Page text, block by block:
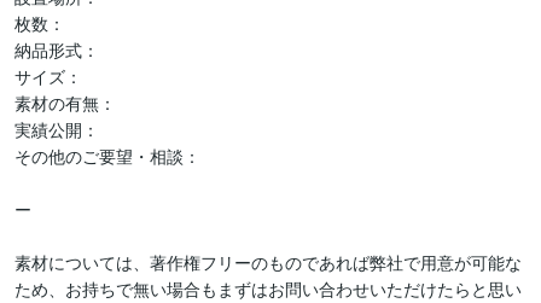
枚数：
納品形式：
サイズ：
素材の有無：
実績公開：
その他のご要望・相談：
ー
素材については、著作権フリーのものであれば弊社で用意が可能な
ため、お持ちで無い場合もまずはお問い合わせいただけたらと思い